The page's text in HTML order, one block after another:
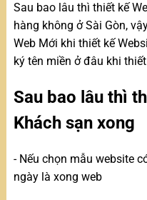
Sau bao lâu thì thiết kế
hàng không ở Sài Gòn,
Web Mới khi thiết kế
ký tên miền ở đâu khi
Sau bao lâu thì
Khách sạn xong
- Nếu chọn mẫu website
ngày là xong web